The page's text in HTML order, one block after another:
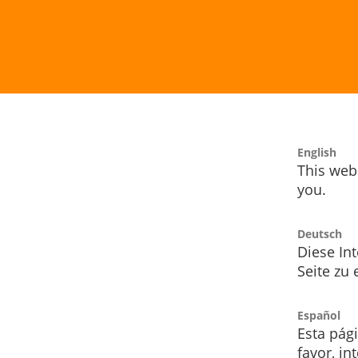
English
This
you.
Deutsch
Diese
Seite zu
Español
Esta
favor,